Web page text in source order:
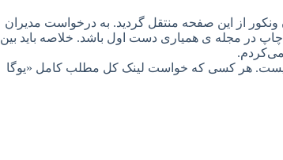
از این صفحه منتقل گردید. به درخواست مدیران
چاپ در مجله ی همیاری دست اول باشد. خلاصه باید بین
می‌کردم.
نیست. هر کسی که خواست لینک کل مطلب کامل «یوگا